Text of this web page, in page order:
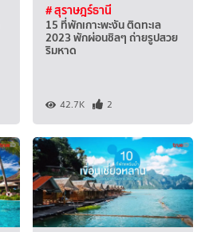
# สุราษฎร์ธานี
15 ที่พักเกาะพะงัน ติดทะเล
2023 พักผ่อนชิลๆ ถ่ายรูปสวย
ริมหาด
42.7K 2